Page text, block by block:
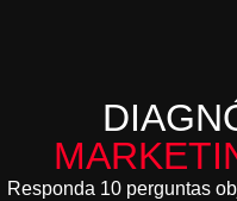
Responda 10 perguntas